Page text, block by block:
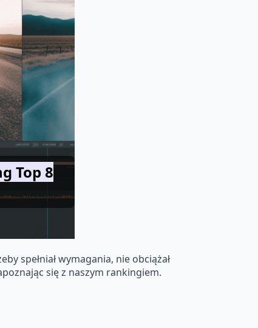
Top 8
spełniał wymagania, nie obciążał
się z naszym rankingiem.